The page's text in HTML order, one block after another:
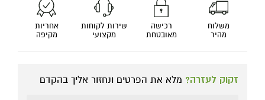
משלוח
מהיר
רכישה
מאובטחת
שירות לקוחות
מקצועי
אחריות
מקיפה
זקוק לעזרה? מלא את הפרטים ונחזור אליך בהקדם